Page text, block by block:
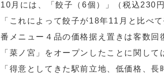
10月には、「餃子（6個）」（税込230
「これによって餃子が18年11月と比べ
番メニュー４品の価格据え置きは客数回
「菜ノ宮」をオープンしたことに関して
「得意としてきた駅前立地、低価格、